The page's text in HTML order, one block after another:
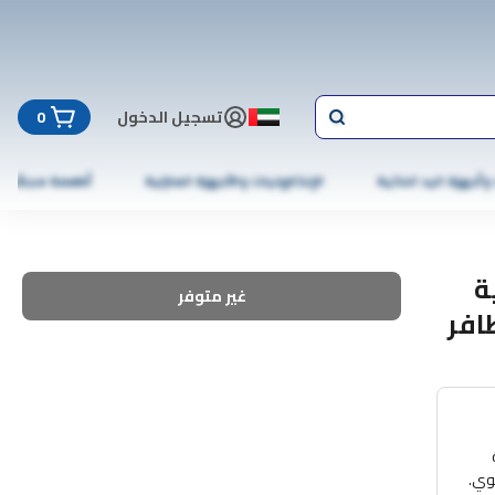
تسجيل الدخول 0
اليد الذكية الإلكترونيات والأجهزة المنزلية أطعمة مجمّدة
غير متوفر
العلوي.